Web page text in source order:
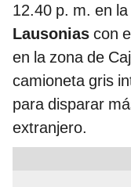
12.40 p. m. en
Lausonias con
en la zona de
camioneta gris
para disparar
extranjero.